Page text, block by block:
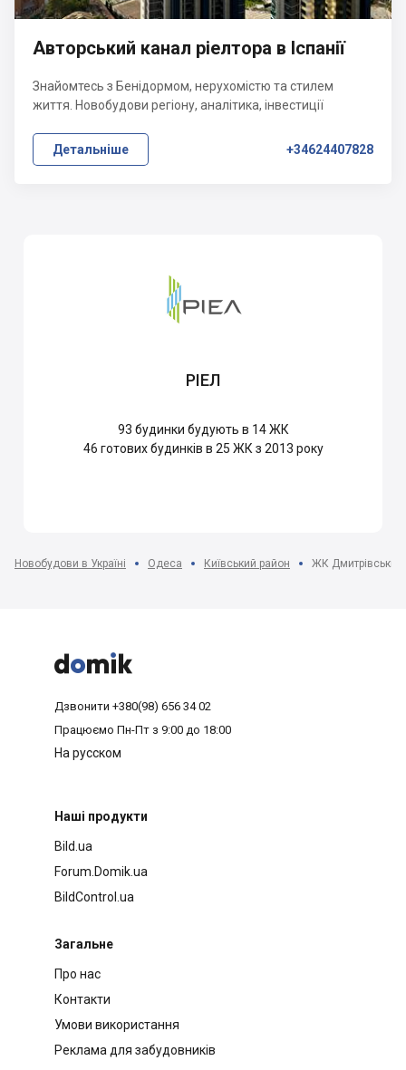
Авторський канал ріелтора в Іспанії
Знайомтесь з Бенідормом, нерухомістю та стилем
життя. Новобудови регіону, аналітика, інвестиції
Детальніше +34624407828
РІЕЛ
93 будинки будують в 14 ЖК
46 готових будинків в 25 ЖК з 2013 року
Новобудови в Україні Одеса Київський район ЖК Дмитрівський



Дзвонити +380(98) 656 34 02
Працюємо Пн-Пт з 9:00 до 18:00
На русском
Наші продукти
Bild.ua
Forum.Domik.ua
BildControl.ua
Загальне
Про нас
Контакти
Умови використання
Реклама для забудовників